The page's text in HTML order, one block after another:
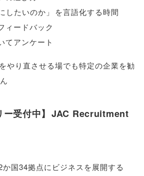
したいのか 」
を言語化する時間
ィードバック
てアンケート
やり直させる場でも特定の企業を勧
ー受付中】 JAC Recruitment
か国34拠点にビジネスを展開する